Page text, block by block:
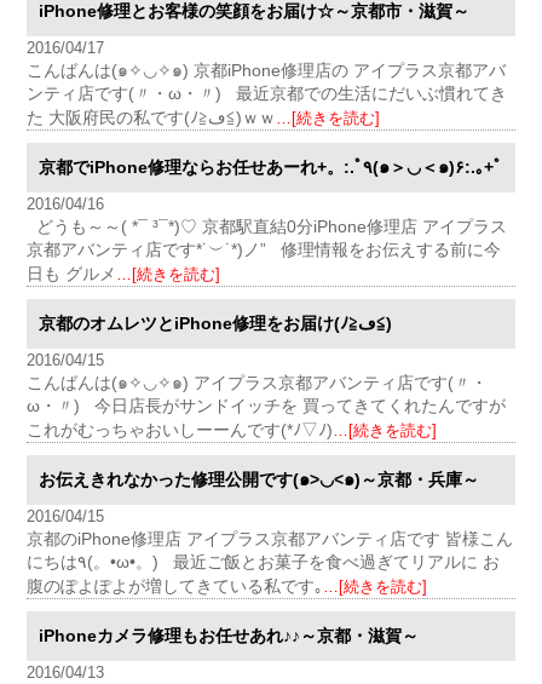
iPhone修理とお客様の笑顔をお届け☆～京都市・滋賀～
2016/04/17
こんばんは(๑✧◡✧๑) 京都iPhone修理店の アイプラス京都アバ
ンティ店です(〃・ω・〃) 最近京都での生活にだいぶ慣れてき
た 大阪府民の私です(ﾉ≧ڡ≦)ｗｗ …[続きを読む]
京都でiPhone修理ならお任せあーれ+。:.ﾟ٩(๑＞◡＜๑)۶:.｡+ﾟ
2016/04/16
どうも～～( *¯ ³¯*)♡ 京都駅直結0分iPhone修理店 アイプラス
京都アバンティ店です*˙︶˙*)ノ” 修理情報をお伝えする前に今
日も グルメ …[続きを読む]
京都のオムレツとiPhone修理をお届け(ﾉ≧ڡ≦)
2016/04/15
こんばんは(๑✧◡✧๑) アイプラス京都アバンティ店です(〃・
ω・〃) 今日店長がサンドイッチを 買ってきてくれたんですが
これがむっちゃおいしーーんです(*ﾉ▽ﾉ)…[続きを読む]
お伝えきれなかった修理公開です(๑>◡<๑)～京都・兵庫～
2016/04/15
京都のiPhone修理店 アイプラス京都アバンティ店です 皆様こん
にちは٩(。•ω•。) 最近ご飯とお菓子を食べ過ぎてリアルに お
腹のぽよぽよが増してきている私です｡ …[続きを読む]
iPhoneカメラ修理もお任せあれ♪♪～京都・滋賀～
2016/04/13